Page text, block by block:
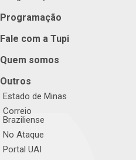
Programação
Fale com a Tupi
Quem somos
Outros
Estado de Minas
Correio
Braziliense
No Ataque
Portal UAI